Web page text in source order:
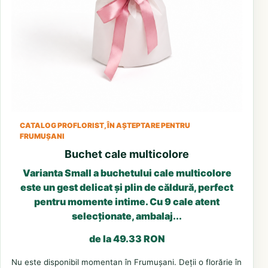
CATALOG PROFLORIST, ÎN AȘTEPTARE PENTRU
FRUMUȘANI
Buchet cale multicolore
Varianta Small a buchetului cale multicolore
este un gest delicat și plin de căldură, perfect
pentru momente intime. Cu 9 cale atent
selecționate, ambalaj...
de la 49.33 RON
Nu este disponibil momentan în Frumușani. Deții o florărie în